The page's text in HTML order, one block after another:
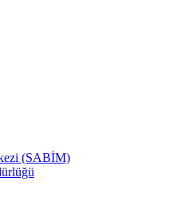
(SABİM)